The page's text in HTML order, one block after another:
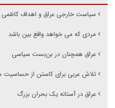
سیاست خارجی عراق و اهداف کاظمی
مردی که می خواهد واقع بین باشد
عراق همچنان در بن‌بست سیاسی
تلاش عربی برای کاستن از حساسیت
عراق در آستانه یک بحران بزرگ